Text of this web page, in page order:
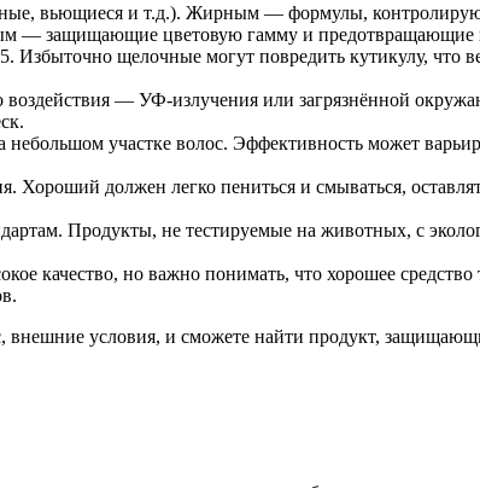
вьющиеся и т.д.). Жирным — формулы,
— защищающие цветовую гамму и предотвращающие
щелочные могут повредить кутикулу, что
— УФ-излучения или загрязнённой
участке волос. Эффективность может
Хороший должен легко пениться и смываться,
Продукты, не тестируемые на животных, с
качество, но важно понимать, что хорошее средство
внешние условия, и сможете найти продукт,